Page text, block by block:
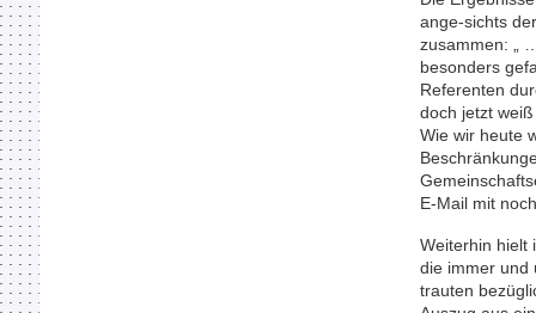
ange-sichts
zusammen: „
besonders
Referenten
doch jetzt
Wie wir heute
E-Mail mit
Weiterhin hielt
die immer und
trauten